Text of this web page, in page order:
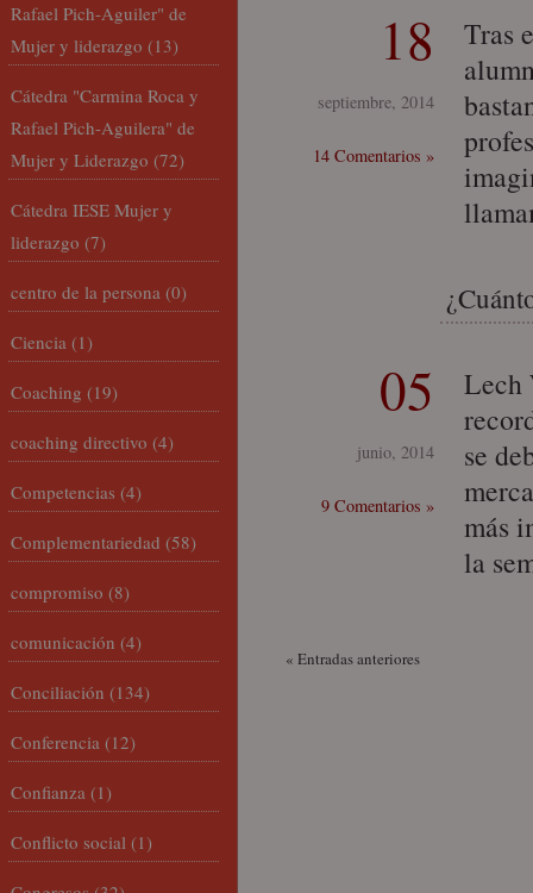
18
septiembre, 2014
14 Comentarios »
Tras
05
junio, 2014
9 Comentarios »
Lech
se
más
la
« Entradas anteriores
Rafael Pich-Aguiler" de
Mujer y liderazgo (13)
Cátedra "Carmina Roca y
Rafael Pich-Aguilera" de
Mujer y Liderazgo (72)
Cátedra IESE Mujer y
liderazgo (7)
centro de la persona (0)
Ciencia (1)
Coaching (19)
coaching directivo (4)
Competencias (4)
Complementariedad (58)
compromiso (8)
comunicación (4)
Conciliación (134)
Conferencia (12)
Confianza (1)
Conflicto social (1)